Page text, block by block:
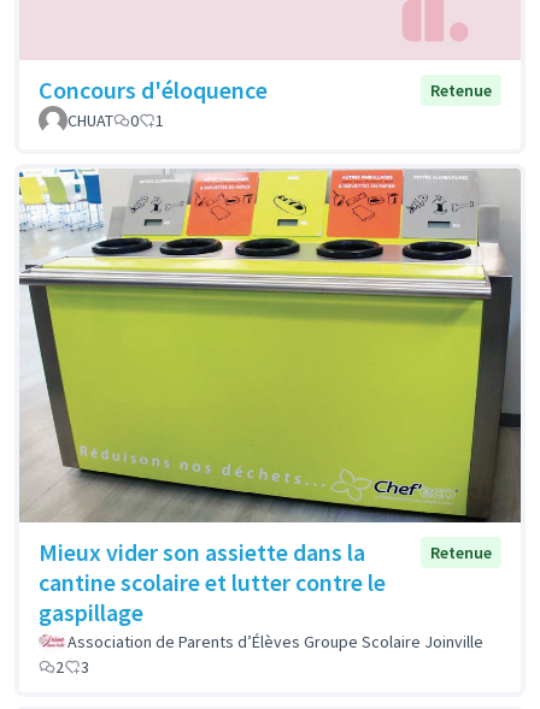
Concours d'éloquence
Retenue
CHUAT
0 1
Mieux vider son assiette dans la
cantine scolaire et lutter contre le
gaspillage
Retenue
Association de Parents d’Élèves Groupe Scolaire Joinville
2
3